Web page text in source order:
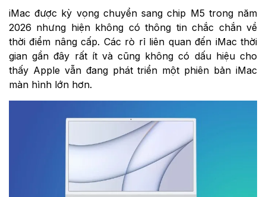
iMac được kỳ vọng chuyển sang chip M5 trong năm
2026 nhưng hiện không có thông tin chắc chắn về
thời điểm nâng cấp. Các rò rỉ liên quan đến iMac thời
gian gần đây rất ít và cũng không có dấu hiệu cho
thấy Apple vẫn đang phát triển một phiên bản iMac
màn hình lớn hơn.